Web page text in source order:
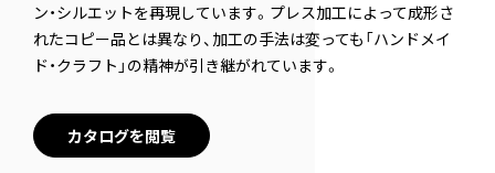
ン・シルエットを再現しています。プレス加工によって成形さ
れたコピー品とは異なり、加工の手法は変っても「ハンドメイ
ド・クラフト」の精神が引き継がれています。
カタログを閲覧